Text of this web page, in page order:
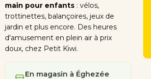
main pour enfants : vélos,
trottinettes, balançoires, jeux de
jardin et plus encore. Des heures
d'amusement en plein air à prix
doux, chez Petit Kiwi.
En magasin à Éghezée